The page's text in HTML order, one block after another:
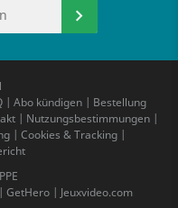
| Abo kündigen| Bestellung
| Nutzungsbestimmungen |
| Cookies & Tracking|
| GetHero | Jeuxvideo.com